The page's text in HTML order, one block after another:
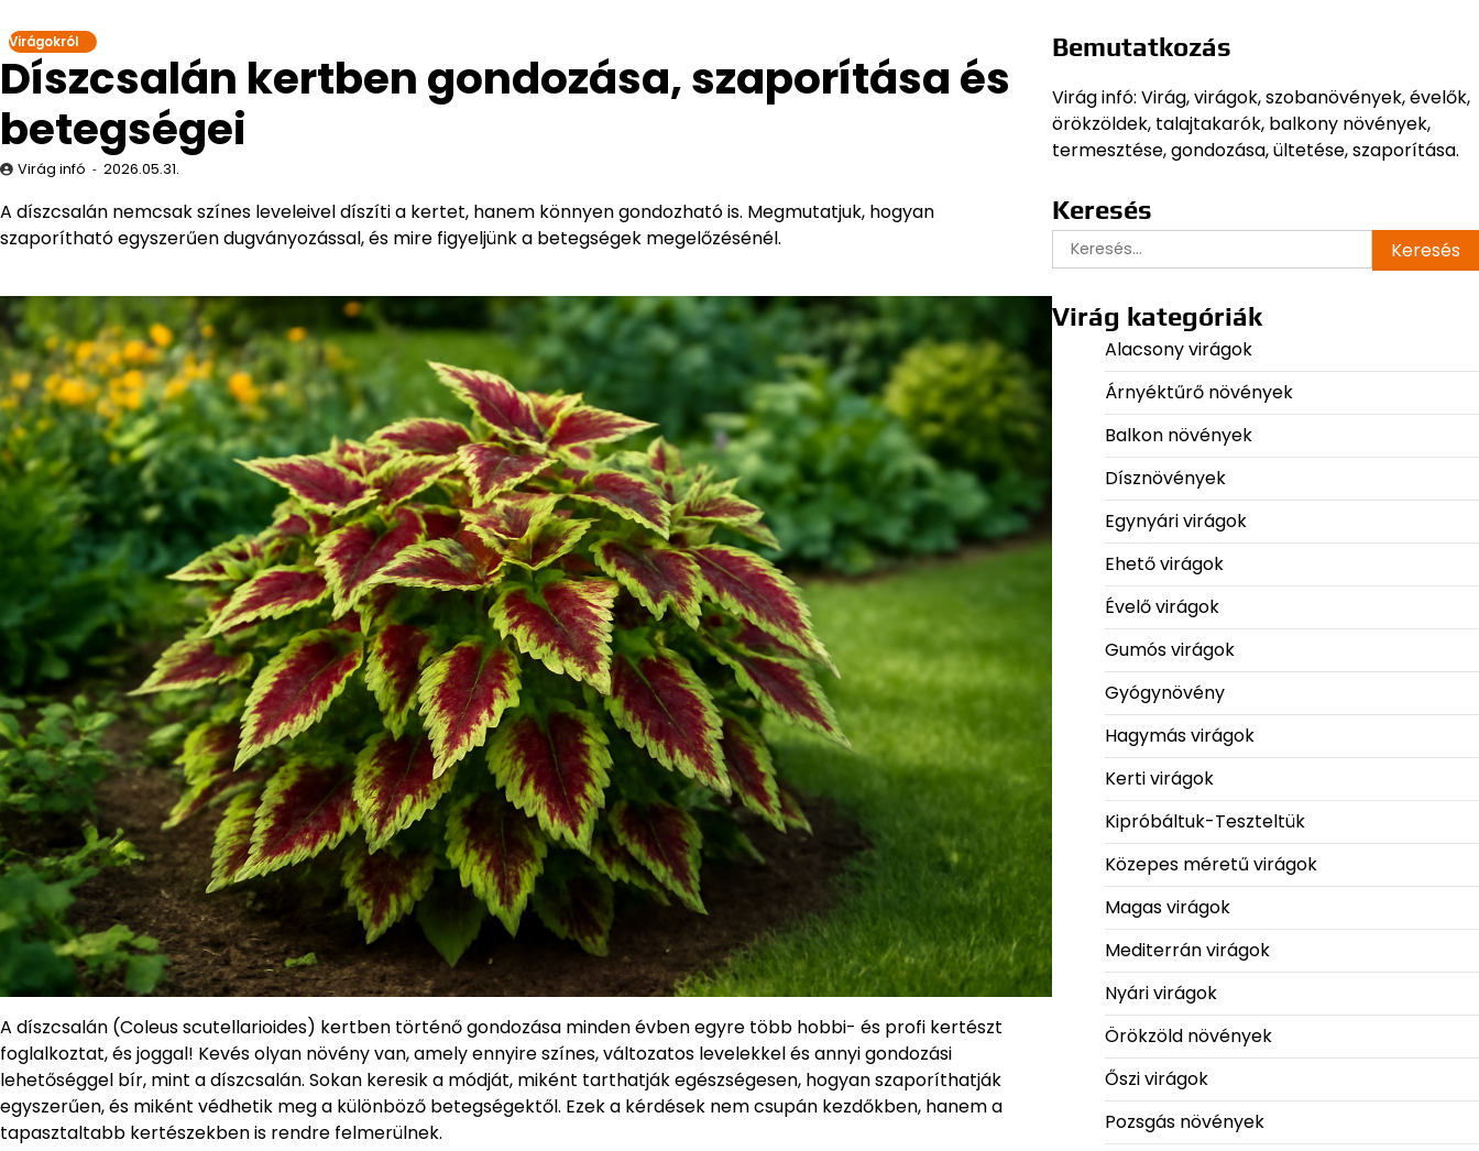
Virágokról
Díszcsalán kertben gondozása, szaporítása és
betegségei
Virág infó 2026.05.31.
A díszcsalán nemcsak színes leveleivel díszíti a kertet, hanem könnyen gondozható is. Megmutatjuk, hogyan
szaporítható egyszerűen dugványozással, és mire figyeljünk a betegségek megelőzésénél.
A díszcsalán (Coleus scutellarioides) kertben történő gondozása minden évben egyre több hobbi- és profi kertészt
foglalkoztat, és joggal! Kevés olyan növény van, amely ennyire színes, változatos levelekkel és annyi gondozási
lehetőséggel bír, mint a díszcsalán. Sokan keresik a módját, miként tarthatják egészségesen, hogyan szaporíthatják
egyszerűen, és miként védhetik meg a különböző betegségektől. Ezek a kérdések nem csupán kezdőkben, hanem a
tapasztaltabb kertészekben is rendre felmerülnek.
Bemutatkozás
Virág infó: Virág, virágok, szobanövények, évelők,
örökzöldek, talajtakarók, balkony növények,
termesztése, gondozása, ültetése, szaporítása.
Keresés
Keresés:
Virág kategóriák
Alacsony virágok
Árnyéktűrő növények
Balkon növények
Dísznövények
Egynyári virágok
Ehető virágok
Évelő virágok
Gumós virágok
Gyógynövény
Hagymás virágok
Kerti virágok
Kipróbáltuk-Teszteltük
Közepes méretű virágok
Magas virágok
Mediterrán virágok
Nyári virágok
Örökzöld növények
Őszi virágok
Pozsgás növények